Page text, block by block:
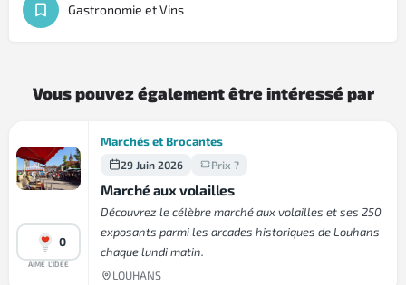
Gastronomie et Vins
Vous pouvez également être intéressé par
0
AIME L'IDEE
Marchés et Brocantes
29 Juin 2026 Prix ?
Marché aux volailles
Découvrez le célèbre marché aux volailles et ses 250
exposants parmi les arcades historiques de Louhans
chaque lundi matin.
LOUHANS